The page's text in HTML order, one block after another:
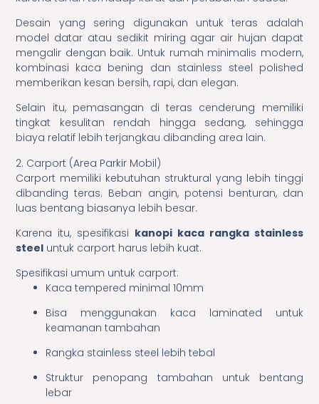
Desain yang sering digunakan untuk teras adalah
model datar atau sedikit miring agar air hujan dapat
mengalir dengan baik. Untuk rumah minimalis modern,
kombinasi kaca bening dan stainless steel polished
memberikan kesan bersih, rapi, dan elegan.
Selain itu, pemasangan di teras cenderung memiliki
tingkat kesulitan rendah hingga sedang, sehingga
biaya relatif lebih terjangkau dibanding area lain.
2. Carport (Area Parkir Mobil)
Carport memiliki kebutuhan struktural yang lebih tinggi
dibanding teras. Beban angin, potensi benturan, dan
luas bentang biasanya lebih besar.
Karena itu, spesifikasi kanopi kaca rangka stainless
steel untuk carport harus lebih kuat.
Spesifikasi umum untuk carport:
Kaca tempered minimal 10mm
Bisa menggunakan kaca laminated untuk
keamanan tambahan
Rangka stainless steel lebih tebal
Struktur penopang tambahan untuk bentang
lebar